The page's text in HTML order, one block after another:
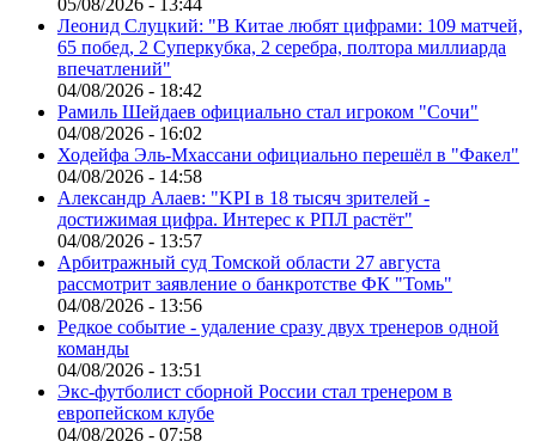
Леонид Слуцкий: "В Китае любят цифрами: 109 матчей,
65 побед, 2 Суперкубка, 2 серебра, полтора миллиарда
впечатлений"
04/08/2026 - 18:42
Рамиль Шейдаев официально стал игроком "Сочи"
04/08/2026 - 16:02
Ходейфа Эль-Мхассани официально перешёл в "Факел"
04/08/2026 - 14:58
Александр Алаев: "KPI в 18 тысяч зрителей -
достижимая цифра. Интерес к РПЛ растёт"
04/08/2026 - 13:57
Арбитражный суд Томской области 27 августа
рассмотрит заявление о банкротстве ФК "Томь"
04/08/2026 - 13:56
Редкое событие - удаление сразу двух тренеров одной
команды
04/08/2026 - 13:51
Экс-футболист сборной России стал тренером в
европейском клубе
04/08/2026 - 07:58